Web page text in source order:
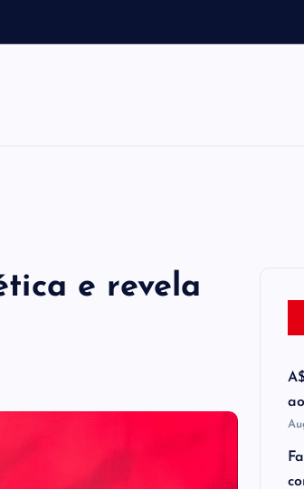
e revela